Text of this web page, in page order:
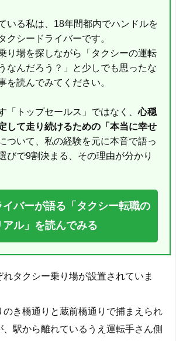
いる私は、18年間都内でハンドルを
クシードライバーです。
り場を探しながら「タクシーの運転
なんだろう？」と少しでも思ったな
を読んでみてください。
「トップセールス」ではなく、心穏
して走り続けるための「本当に幸せ
ついて、私の経験を元に本音で語っ
びで9割決まる、その理由が分かり
イバーが語る「タクシー転職の
アル」を読んでみる
タクシー乗り場が設置されていま
のき橋通りと蔵前橋通りで捕まえられ
駅から離れているうえ運転手さん側